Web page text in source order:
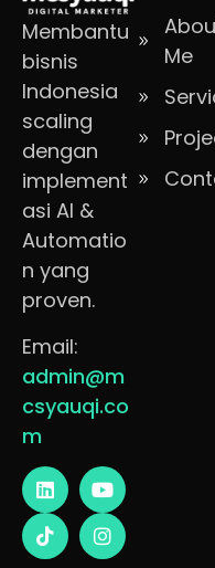
Membantu
bisnis
Indonesia
scaling
dengan
implement
asi AI &
Automatio
n yang
proven.
Email:
admin@m
csyauqi.co
m
Me